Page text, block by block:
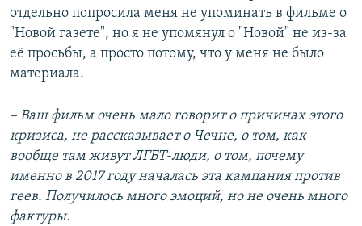
отдельно попросила меня не упоминать в фильме о
"Новой газете", но я не упомянул о "Новой" не из-за
её просьбы, а просто потому, что у меня не было
материала.
– Ваш фильм очень мало говорит о причинах этого
кризиса, не рассказывает о Чечне, о том, как
вообще там живут ЛГБТ-люди, о том, почему
именно в 2017 году началась эта кампания против
геев. Получилось много эмоций, но не очень много
фактуры.